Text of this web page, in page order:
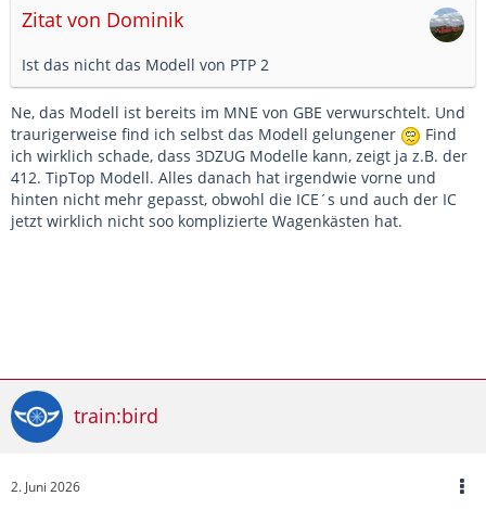
Zitat von Dominik
Ist das nicht das Modell von PTP 2
Ne, das Modell ist bereits im MNE von GBE verwurschtelt. Und
traurigerweise find ich selbst das Modell gelungener
Find
ich wirklich schade, dass 3DZUG Modelle kann, zeigt ja z.B. der
412. TipTop Modell. Alles danach hat irgendwie vorne und
hinten nicht mehr gepasst, obwohl die ICE´s und auch der IC
jetzt wirklich nicht soo komplizierte Wagenkästen hat.
train:bird
2. Juni 2026